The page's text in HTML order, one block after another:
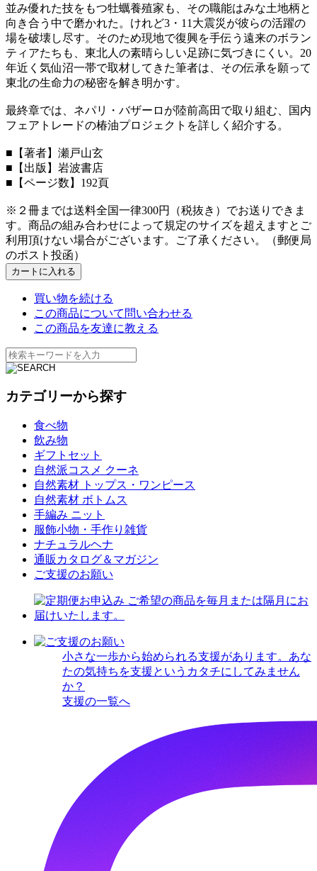
並み優れた技をもつ牡蠣養殖家も、その職能はみな土地柄と
向き合う中で磨かれた。けれど3・11大震災が彼らの活躍の
場を破壊し尽す。そのため現地で復興を手伝う遠来のボラン
ティアたちも、東北人の素晴らしい足跡に気づきにくい。20
年近く気仙沼一帯で取材してきた筆者は、その伝承を願って
東北の生命力の秘密を解き明かす。
最終章では、ネパリ・バザーロが陸前高田で取り組む、国内
フェアトレードの椿油プロジェクトを詳しく紹介する。
■【著者】瀬戸山玄
■【出版】岩波書店
■【ページ数】192頁
※２冊までは送料全国一律300円（税抜き）でお送りできま
す。商品の組み合わせによって規定のサイズを超えますとご
利用頂けない場合がございます。ご了承ください。（郵便局
のポスト投函）
買い物を続ける
この商品について問い合わせる
この商品を友達に教える
カテゴリーから探す
食べ物
飲み物
ギフトセット
自然派コスメ クーネ
自然素材 トップス・ワンピース
自然素材 ボトムス
手編み ニット
服飾小物・手作り雑貨
ナチュラルヘナ
通販カタログ＆マガジン
ご支援のお願い
小さな一歩から始められる支援があります。あな
たの気持ちを支援というカタチにしてみません
か？
支援の一覧へ